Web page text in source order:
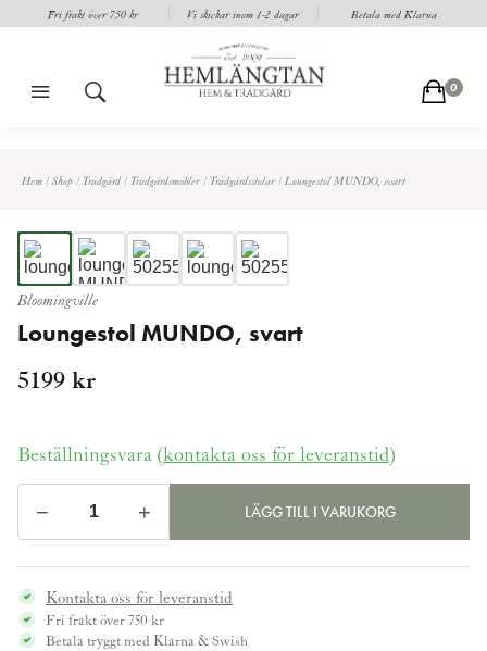
Fri frakt över 750 kr Vi skickar inom 1-2 dagar Betala med Klarna
m s c 0
Hem / Shop / Trädgård / Trädgårdsmöbler/ Trädgårdsstolar/ Loungestol MUNDO, svart
Bloomingville
Loungestol MUNDO, svart
5199kr
Beställningsvara (kontakta oss för leveranstid)
Loungestol
MUNDO,
svart
mängd
− + LÄGG TILL I VARUKORG
Kontakta oss för leveranstid
Fri frakt över 750 kr
Betala tryggt med Klarna & Swish